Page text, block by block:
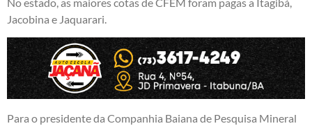
Jacobina e Jaquarari.
Para o presidente da Companhia Baiana de Pesquisa Mineral